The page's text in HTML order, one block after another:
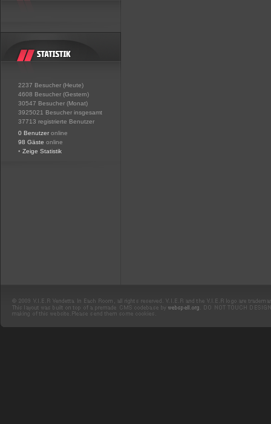
2237 Besucher (Heute)
4608 Besucher (Gestern)
30547 Besucher (Monat)
3925021 Besucher insgesamt
37713 registrierte Benutzer
0 Benutzer online
98 Gäste online
• Zeige Statistik